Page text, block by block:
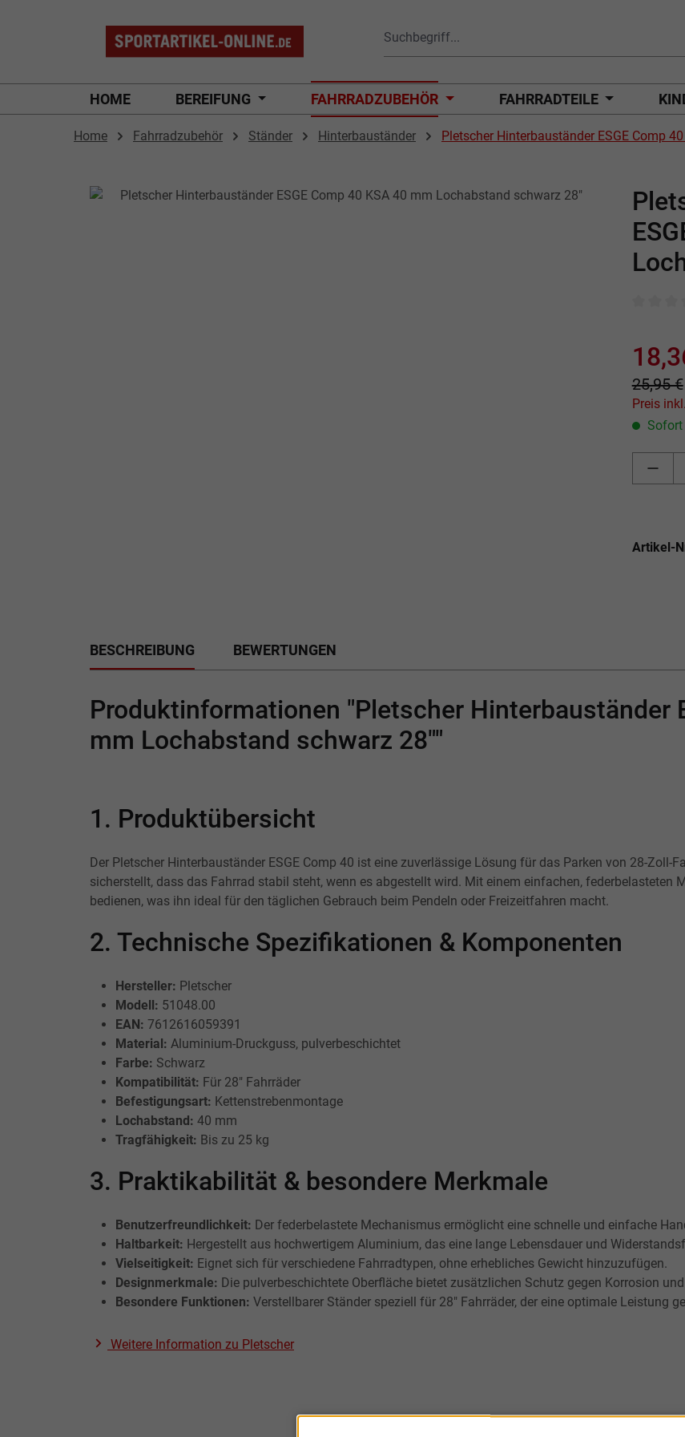
HOME BEREIFUNG FAHRRADZUBEHÖR FAHRRADTEILE
Home Fahrradzubehör Ständer Hinterbauständer
Pletscher Hinterbauständer ESGE Comp
25,95 €
Sofort
Artikel-
BESCHREIBUNG BEWERTUNGEN
Produktinformationen "Pletscher Hinterbauständer
mm Lochabstand schwarz 28""
1. Produktübersicht
Der Pletscher Hinterbauständer ESGE Comp 40 ist eine zuverlässige Lösung für das Parken von 28-Zoll-
sicherstellt, dass das Fahrrad stabil steht, wenn es abgestellt wird. Mit einem einfachen, federbelasteten
bedienen, was ihn ideal für den täglichen Gebrauch beim Pendeln oder Freizeitfahren macht.
2. Technische Spezifikationen & Komponenten
Hersteller: Pletscher
Modell: 51048.00
EAN: 7612616059391
Material: Aluminium-Druckguss, pulverbeschichtet
Farbe: Schwarz
Kompatibilität: Für 28" Fahrräder
Befestigungsart: Kettenstrebenmontage
Lochabstand: 40 mm
Tragfähigkeit: Bis zu 25 kg
3. Praktikabilität & besondere Merkmale
Benutzerfreundlichkeit: Der federbelastete Mechanismus ermöglicht eine schnelle und einfache
Haltbarkeit: Hergestellt aus hochwertigem Aluminium, das eine lange Lebensdauer und
Vielseitigkeit: Eignet sich für verschiedene Fahrradtypen, ohne erhebliches Gewicht hinzuzufügen.
Designmerkmale: Die pulverbeschichtete Oberfläche bietet zusätzlichen Schutz gegen Korrosion
Besondere Funktionen: Verstellbarer Ständer speziell für 28" Fahrräder, der eine optimale Leistung
Weitere Information zu Pletscher